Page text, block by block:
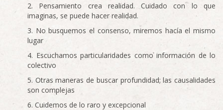
Pensamiento crea realidad. Cuidado con lo que
imaginas, se puede hacer realidad.
No busquemos el consenso, miremos hacía el mismo
lugar
Escuchamos particularidades como información de lo
colectivo
Otras maneras de buscar profundidad; las causalidades
son complejas
Cuidemos de lo raro y excepcional